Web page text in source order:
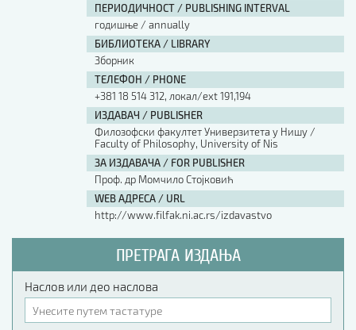
АУТОР / AUTHOR
ISSN
ПЕРИОДИЧНОСТ / PUBLISHING INTERVAL
годишње / annually
БИБЛИОТЕКА / LIBRARY
Зборник
ТЕЛЕФОН / PHONE
+381 18 514 312, локал/ext 191,194
ИЗДАВАЧ / PUBLISHER
Филозофски факултет Универзитета у Нишу /
Faculty of Philosophy, University of Nis
ЗА ИЗДАВАЧА / FOR PUBLISHER
Проф. др Момчило Стојковић
WEB АДРЕСА / URL
http://www.filfak.ni.ac.rs/izdavastvo
ПРЕТРАГА ИЗДАЊА
Наслов или део наслова